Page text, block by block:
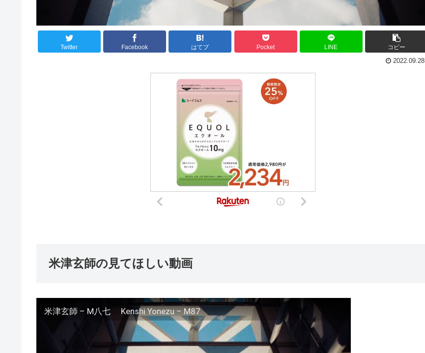
Twitter Facebook はてブ Pocket LINE コピー
2022.09.28
米津玄師の見てほしい動画
米津玄師 – M八七 Kenshi Yonezu – M87